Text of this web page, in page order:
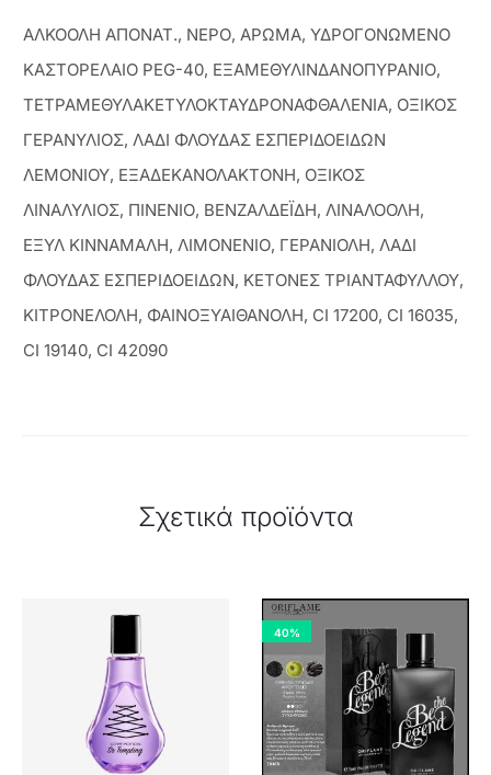
ΑΛΚΟΟΛΗ ΑΠΟΝΑΤ., ΝΕΡΟ, ΑΡΩΜΑ, ΥΔΡΟΓΟΝΩΜΕΝΟ
ΚΑΣΤΟΡΕΛΑΙΟ PEG-40, ΕΞΑΜΕΘΥΛΙΝΔΑΝΟΠΥΡΑΝΙΟ,
ΤΕΤΡΑΜΕΘΥΛΑΚΕΤΥΛΟΚΤΑΥΔΡΟΝΑΦΘΑΛΕΝΙΑ, ΟΞΙΚΟΣ
ΓΕΡΑΝΥΛΙΟΣ, ΛΑΔΙ ΦΛΟΥΔΑΣ ΕΣΠΕΡΙΔΟΕΙΔΩΝ
ΛΕΜΟΝΙΟΥ, ΕΞΑΔΕΚΑΝΟΛΑΚΤΟΝΗ, ΟΞΙΚΟΣ
ΛΙΝΑΛΥΛΙΟΣ, ΠΙΝΕΝΙΟ, ΒΕΝΖΑΛΔΕΪΔΗ, ΛΙΝΑΛΟΟΛΗ,
ΕΞΥΛ ΚΙΝΝΑΜΑΛΗ, ΛΙΜΟΝΕΝΙΟ, ΓΕΡΑΝΙΟΛΗ, ΛΑΔΙ
ΦΛΟΥΔΑΣ ΕΣΠΕΡΙΔΟΕΙΔΩΝ, ΚΕΤΟΝΕΣ ΤΡΙΑΝΤΑΦΥΛΛΟΥ,
ΚΙΤΡΟΝΕΛΟΛΗ, ΦΑΙΝΟΞΥΑΙΘΑΝΟΛΗ, CI 17200, CI 16035,
CI 19140, CI 42090
Σχετικά προϊόντα
40%